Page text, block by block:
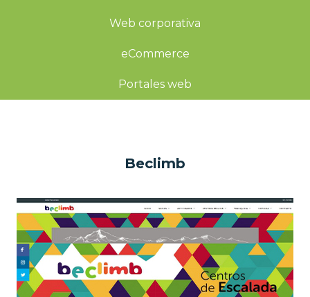
Web corporativa
eCommerce
Portales web
Beclimb